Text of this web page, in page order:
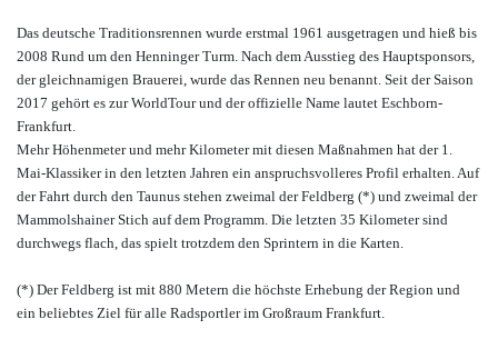
Das deutsche Traditionsrennen wurde erstmal 1961 ausgetragen und hieß bis
2008 Rund um den Henninger Turm. Nach dem Ausstieg des Hauptsponsors,
der gleichnamigen Brauerei, wurde das Rennen neu benannt. Seit der Saison
2017 gehört es zur WorldTour und der offizielle Name lautet Eschborn-
Frankfurt.
Mehr Höhenmeter und mehr Kilometer mit diesen Maßnahmen hat der 1.
Mai-Klassiker in den letzten Jahren ein anspruchsvolleres Profil erhalten. Auf
der Fahrt durch den Taunus stehen zweimal der Feldberg (*) und zweimal der
Mammolshainer Stich auf dem Programm. Die letzten 35 Kilometer sind
durchwegs flach, das spielt trotzdem den Sprintern in die Karten.
(*) Der Feldberg ist mit 880 Metern die höchste Erhebung der Region und
ein beliebtes Ziel für alle Radsportler im Großraum Frankfurt.